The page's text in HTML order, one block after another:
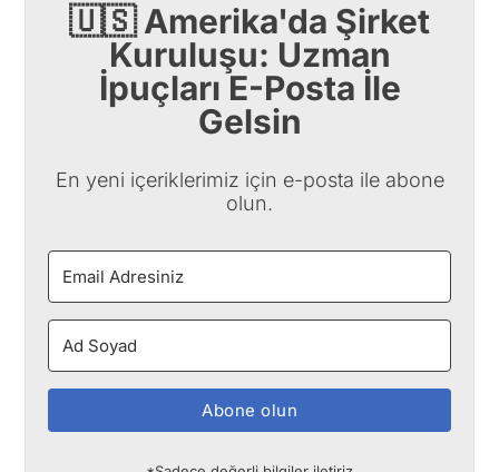
🇺🇸 Amerika'da Şirket
Kuruluşu: Uzman
İpuçları E-Posta İle
Gelsin
En yeni içeriklerimiz için e-posta ile abone
olun.
Abone olun